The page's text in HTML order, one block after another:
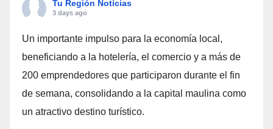
Tu Región Noticias
3 days ago
Un importante impulso para la economía local,
beneficiando a la hotelería, el comercio y a más de
200 emprendedores que participaron durante el fin
de semana, consolidando a la capital maulina como
un atractivo destino turístico.